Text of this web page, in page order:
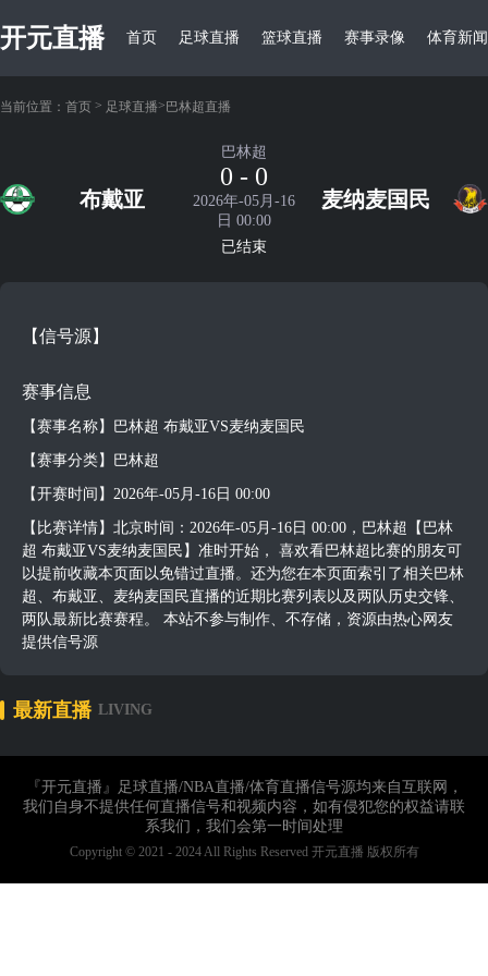
开元直播 首页 足球直播 篮球直播 赛事录像 体育新闻
当前位置： 首页 > 足球直播> 巴林超直播
布戴亚
巴林超
0 - 0
2026年-05月-16
日 00:00
已结束
麦纳麦国民
【信号源】
赛事信息
【赛事名称】巴林超 布戴亚VS麦纳麦国民
【赛事分类】巴林超
【开赛时间】2026年-05月-16日 00:00
【比赛详情】北京时间：2026年-05月-16日 00:00，巴林超【巴林
超 布戴亚VS麦纳麦国民】准时开始， 喜欢看巴林超比赛的朋友可
以提前收藏本页面以免错过直播。还为您在本页面索引了相关巴林
超、布戴亚、麦纳麦国民直播的近期比赛列表以及两队历史交锋、
两队最新比赛赛程。 本站不参与制作、不存储，资源由热心网友
提供信号源
最新直播 LIVING
『开元直播』足球直播/NBA直播/体育直播信号源均来自互联网，
我们自身不提供任何直播信号和视频内容，如有侵犯您的权益请联
系我们，我们会第一时间处理
Copyright © 2021 - 2024 All Rights Reserved 开元直播 版权所有